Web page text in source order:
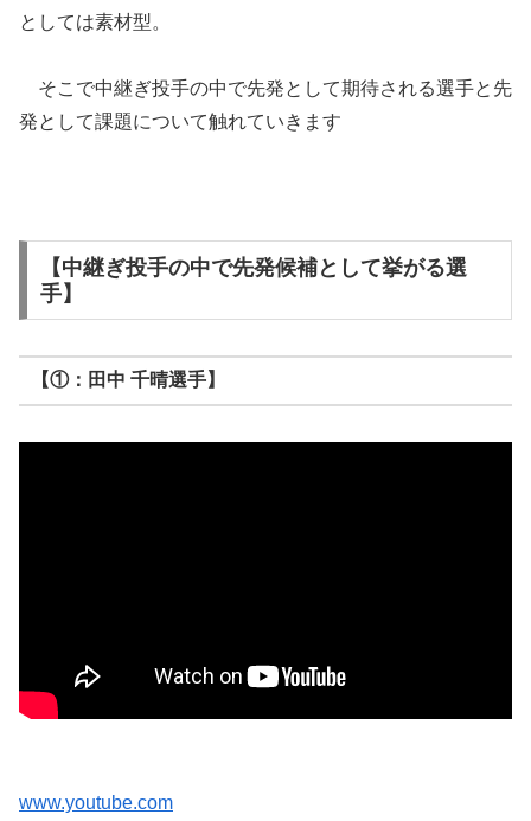
としては素材型。
そこで中継ぎ投手の中で先発として期待される選手と先
発として課題について触れていきます
【中継ぎ投手の中で先発候補として挙がる選
手】
【①：田中 千晴選手】
www.youtube.com